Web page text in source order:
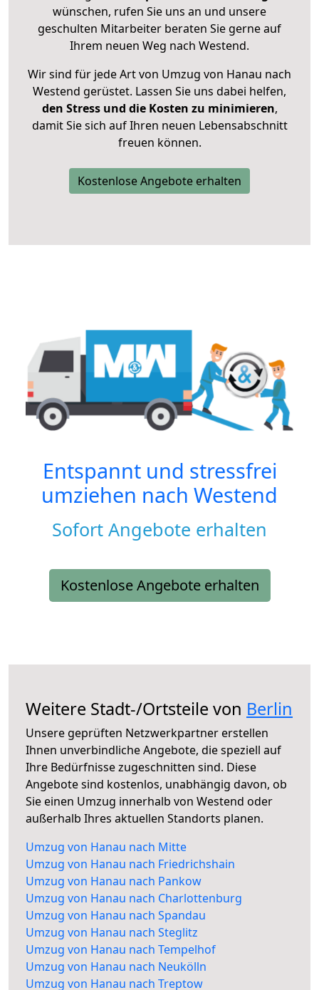
wünschen, rufen Sie uns an und unsere
geschulten Mitarbeiter beraten Sie gerne auf
Ihrem neuen Weg nach Westend.
Wir sind für jede Art von Umzug von Hanau nach
Westend gerüstet. Lassen Sie uns dabei helfen,
den Stress und die Kosten zu minimieren,
damit Sie sich auf Ihren neuen Lebensabschnitt
freuen können.
Kostenlose Angebote erhalten
Entspannt und stressfrei
umziehen nach Westend
Sofort Angebote erhalten
Kostenlose Angebote erhalten
Weitere Stadt-/Ortsteile von Berlin
Unsere geprüften Netzwerkpartner erstellen
Ihnen unverbindliche Angebote, die speziell auf
Ihre Bedürfnisse zugeschnitten sind. Diese
Angebote sind kostenlos, unabhängig davon, ob
Sie einen Umzug innerhalb von Westend oder
außerhalb Ihres aktuellen Standorts planen.
Umzug von Hanau nach Mitte
Umzug von Hanau nach Friedrichshain
Umzug von Hanau nach Pankow
Umzug von Hanau nach Charlottenburg
Umzug von Hanau nach Spandau
Umzug von Hanau nach Steglitz
Umzug von Hanau nach Tempelhof
Umzug von Hanau nach Neukölln
Umzug von Hanau nach Treptow